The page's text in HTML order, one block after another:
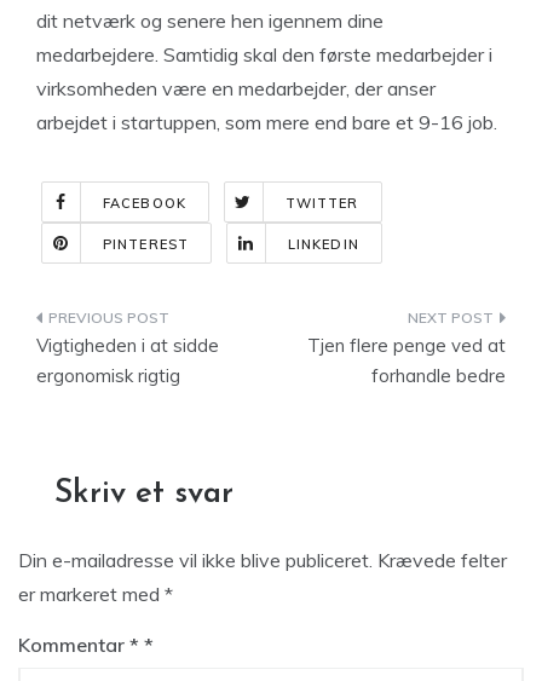
dit netværk og senere hen igennem dine
medarbejdere. Samtidig skal den første medarbejder i
virksomheden være en medarbejder, der anser
arbejdet i startuppen, som mere end bare et 9-16 job.
FACEBOOK TWITTER
PINTEREST LINKEDIN
Indlægsnavigation
Vigtigheden i at sidde
ergonomisk rigtig
Tjen flere penge ved at
forhandle bedre
Skriv et svar
Din e-mailadresse vil ikke blive publiceret. Krævede felter
er markeret med *
Kommentar *